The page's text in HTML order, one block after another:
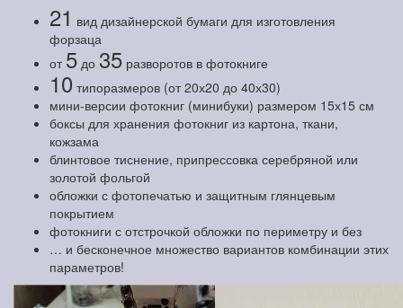
21 вид дизайнерской бумаги для изготовления
форзаца
от 5 до 35 разворотов в фотокниге
10 типоразмеров (от 20х20 до 40х30)
мини-версии фотокниг (минибуки) размером 15х15 см
боксы для хранения фотокниг из картона, ткани,
кожзама
блинтовое тиснение, припрессовка серебряной или
золотой фольгой
обложки с фотопечатью и защитным глянцевым
покрытием
фотокниги с отстрочкой обложки по периметру и без
… и бесконечное множество вариантов комбинации этих
параметров!